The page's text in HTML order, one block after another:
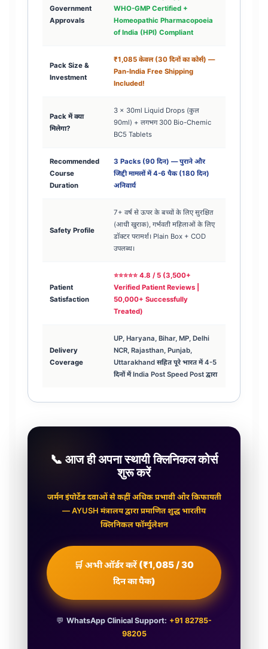
Government
Approvals
WHO-GMP Certified +
Homeopathic Pharmacopoeia
of India (HPI) Compliant
Pack Size &
Investment
₹1,085 केवल (30 दिनों का कोर्स) —
Pan-India Free Shipping
Included!
Pack में क्या
मिलेगा?
3 × 30ml Liquid Drops (कुल
90ml) + लगभग 300 Bio-Chemic
BC5 Tablets
Recommended
Course
Duration
3 Packs (90 दिन) — पुराने और
जिद्दी मामलों में 4-6 पैक (180 दिन)
अनिवार्य
Safety Profile
7+ वर्ष से ऊपर के बच्चों के लिए सुरक्षित
(आधी खुराक), गर्भवती महिलाओं के लिए
डॉक्टर परामर्श। Plain Box + COD
उपलब्ध।
Patient
Satisfaction
⭐⭐⭐⭐⭐ 4.8 / 5 (3,500+
Verified Patient Reviews |
50,000+ Successfully
Treated)
Delivery
Coverage
UP, Haryana, Bihar, MP, Delhi
NCR, Rajasthan, Punjab,
Uttarakhand सहित पूरे भारत में 4-5
दिनों में India Post Speed Post द्वारा
📞 आज ही अपना स्थायी क्लिनिकल कोर्स
शुरू करें
जर्मन इंपोर्टेड दवाओं से कहीं अधिक प्रभावी और किफायती
— AYUSH मंत्रालय द्वारा प्रमाणित शुद्ध भारतीय
क्लिनिकल फॉर्म्युलेशन
🛒 अभी ऑर्डर करें (₹1,085 / 30
दिन का पैक)
💬 WhatsApp Clinical Support: +91 82785-
98205